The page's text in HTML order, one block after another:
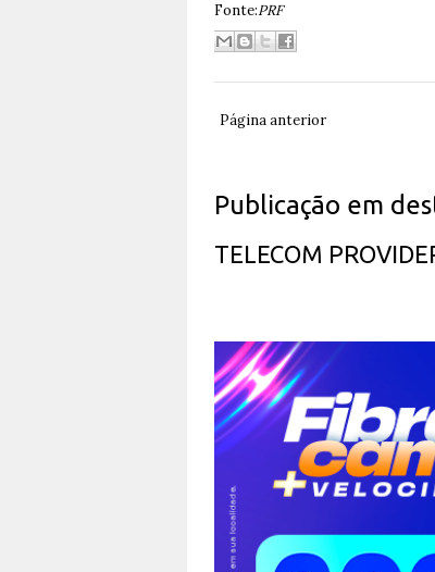
Fonte:PRF
Página anterior
Publicação em
TELECOM